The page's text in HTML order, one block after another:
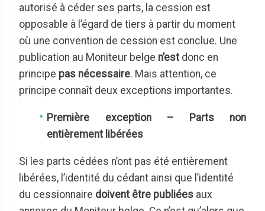
autorisé à céder ses parts, la cession est
opposable à l’égard de tiers à partir du moment
où une convention de cession est conclue. Une
publication au Moniteur belge n’est donc en
principe pas nécessaire. Mais attention, ce
principe connaît deux exceptions importantes.
Première exception – Parts non
entièrement libérées
Si les parts cédées n’ont pas été entièrement
libérées, l’identité du cédant ainsi que l’identité
du cessionnaire doivent être publiées aux